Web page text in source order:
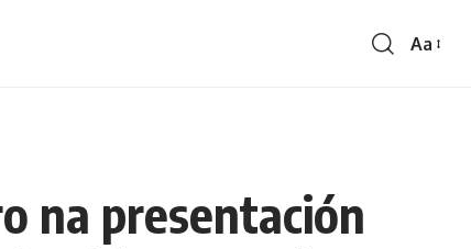
Aa
na presentación